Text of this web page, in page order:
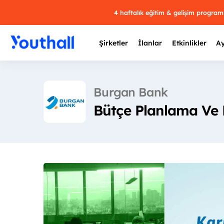
4 haftalık eğitim & gelişim
Şirketler İlanlar Etkinlikler
Burgan Bank
Bütçe Planlama